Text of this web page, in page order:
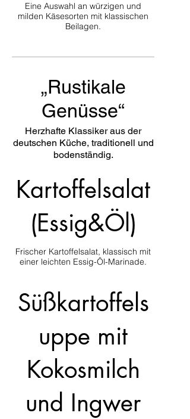
Eine Auswahl an würzigen und
milden Käsesorten mit klassischen
Beilagen.
„Rustikale
Genüsse“
Herzhafte Klassiker aus der
deutschen Küche, traditionell und
bodenständig.
Kartoffelsalat
(Essig&Öl)
Frischer Kartoffelsalat, klassisch mit
einer leichten Essig-Öl-Marinade.
Süßkartoffels
uppe mit
Kokosmilch
und Ingwer